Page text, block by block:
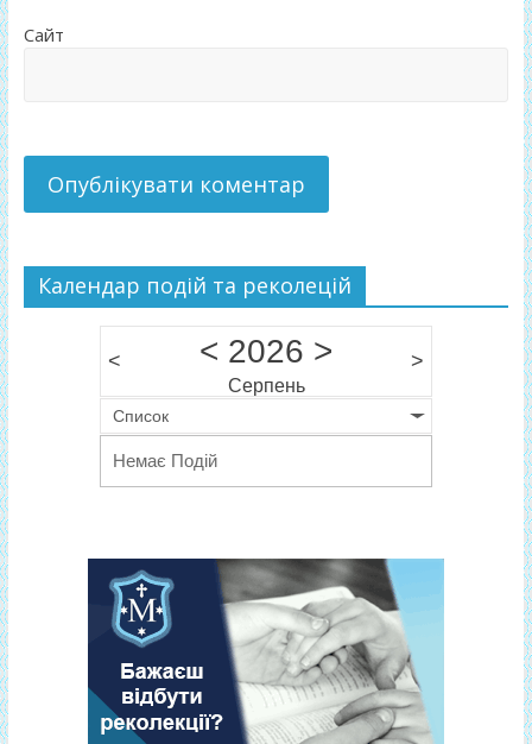
Сайт
Календар подій та реколецій
< < 2026 >
Серпень
>
Список
Немає Подій